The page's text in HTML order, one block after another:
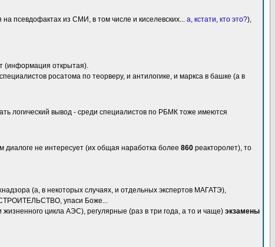
на псевдофактах из СМИ, в том числе и киселевских... а, кстати, кто это?),
(информация открытая).
росатома по теорверу, и антилогике, и маркса в башке (а в
логический вывод - среди специалистов по РБМК тоже имеются
диалоге не интересует (их общая наработка более 860 реакторолет), то
(а, в некоторых случаях, и отдельных экспертов МАГАТЭ),
СТРОИТЕЛЬСТВО, упаси Боже...
жизненного цикла АЭС), регулярные (раз в три года, а то и чаще) экзамены